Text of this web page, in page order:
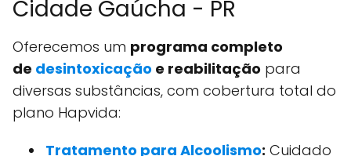
Cidade Gaúcha - PR
Oferecemos um programa completo
de desintoxicação e reabilitação para
diversas substâncias, com cobertura total do
plano Hapvida:
Tratamento para Alcoolismo: Cuidado